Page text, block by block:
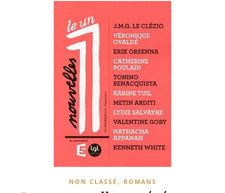
NON CLASSÉ , ROMANS